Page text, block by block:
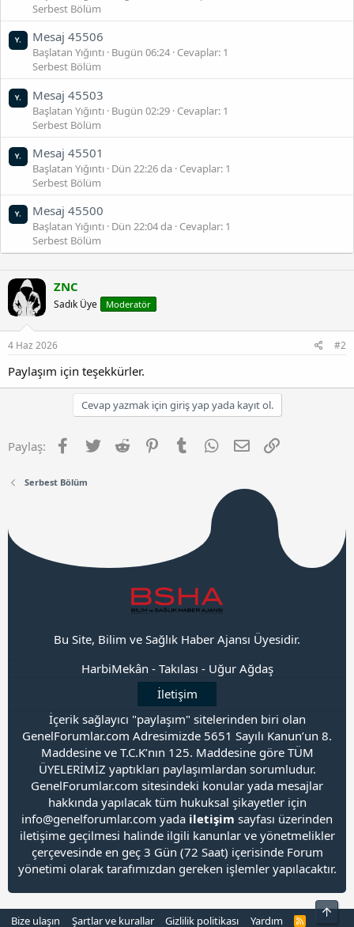
Serbest Bölüm
Mesaj 45506
Başlatan Yığıntı Bugün 06:24 Cevaplar: 1
Serbest Bölüm
Mesaj 45503
Başlatan Yığıntı Bugün 02:29 Cevaplar: 1
Serbest Bölüm
Mesaj 45501
Başlatan Yığıntı Dün 22:26 da Cevaplar: 1
Serbest Bölüm
Mesaj 45500
Başlatan Yığıntı Dün 22:04 da Cevaplar: 1
Serbest Bölüm
ZNC
Sadık Üye Moderatör
4 Haz 2026 #2
Paylaşım için teşekkürler.
Cevap yazmak için giriş yap yada kayıt ol.
Paylaş: Facebook
Twitter Reddit PinterestTumblr WhatsApp
E-posta
Serbest Bölüm
Bu Site, Bilim ve Sağlık Haber Ajansı Üyesidir.
HarbiMekân - Takılası - Uğur Ağdaş
İletişim
İçerik sağlayıcı "paylaşım" sitelerinden biri olan
GenelForumlar.com Adresimizde 5651 Sayılı Kanun’un 8.
Maddesine ve T.C.K’nın 125. Maddesine göre TÜM
ÜYELERİMİZ yaptıkları paylaşımlardan sorumludur.
GenelForumlar.com sitesindeki konular yada mesajlar
hakkında yapılacak tüm hukuksal şikayetler için
info@genelforumlar.com yada iletişim sayfası üzerinden
iletişime geçilmesi halinde ilgili kanunlar ve yönetmelikler
çerçevesinde en geç 3 Gün (72 Saat) içerisinde Forum
yönetimi olarak tarafımızdan gereken işlemler yapılacaktır.
Bize ulaşın Şartlar ve kurallar Gizlilik politikası Yardım
R
Üst